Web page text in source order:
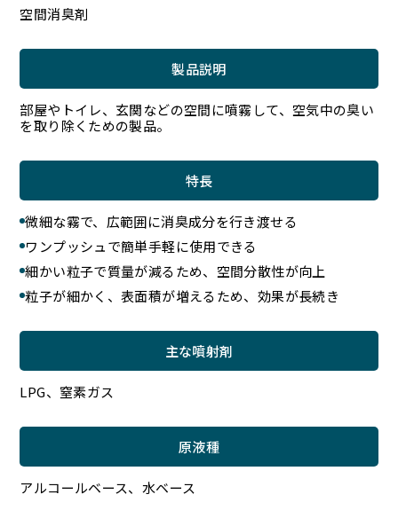
空間消臭剤
製品説明
部屋やトイレ、玄関などの空間に噴霧して、空気中の臭い
を取り除くための製品。
特長
微細な霧で、広範囲に消臭成分を行き渡せる
ワンプッシュで簡単手軽に使用できる
細かい粒子で質量が減るため、空間分散性が向上
粒子が細かく、表面積が増えるため、効果が長続き
主な噴射剤
LPG、窒素ガス
原液種
アルコールベース、水ベース